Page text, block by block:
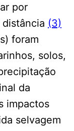
por
(3)
foram
solos,
da
impactos
selvagem